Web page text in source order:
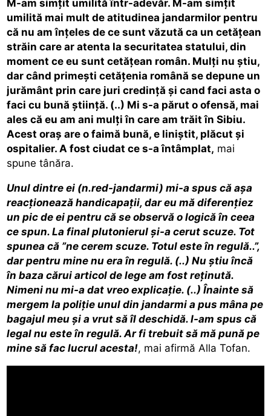
M-am simțit umilită într-adevăr. M-am simțit
umilită mai mult de atitudinea jandarmilor pentru
că nu am înțeles de ce sunt văzută ca un cetățean
străin care ar atenta la securitatea statului, din
moment ce eu sunt cetățean român. Mulți nu știu,
dar când primești cetățenia română se depune un
jurământ prin care juri credință și cand faci asta o
faci cu bună știință. (..) Mi s-a părut o ofensă, mai
ales că eu am ani mulți în care am trăit în Sibiu.
Acest oraș are o faimă bună, e liniștit, plăcut și
ospitalier. A fost ciudat ce s-a întâmplat, mai
spune tânăra.
Unul dintre ei (n.red-jandarmi) mi-a spus că așa
reacționează handicapații, dar eu mă diferențiez
un pic de ei pentru că se observă o logică în ceea
ce spun. La final plutonierul și-a cerut scuze. Tot
spunea că ”ne cerem scuze. Totul este în regulă..”,
dar pentru mine nu era în regulă. (..) Nu știu încă
în baza cărui articol de lege am fost reținută.
Nimeni nu mi-a dat vreo explicație. (..) Înainte să
mergem la poliție unul din jandarmi a pus mâna pe
bagajul meu și a vrut să îl deschidă. I-am spus că
legal nu este în regulă. Ar fi trebuit să mă pună pe
mine să fac lucrul acesta!, mai afirmă Alla Tofan.